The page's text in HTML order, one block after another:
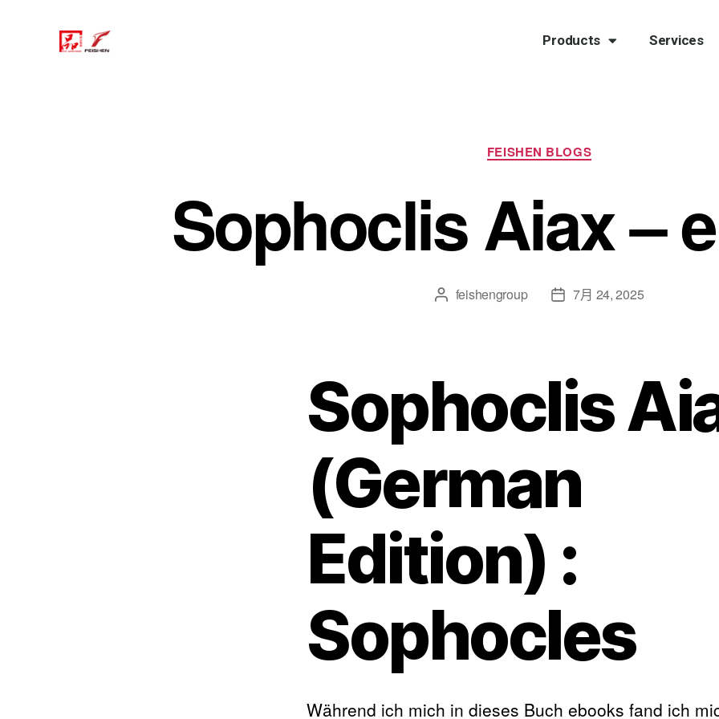
Products Services
FEISHEN BLOGS
Sophoclis Aiax –
feishengroup 7月 24, 2025
Sophoclis
(German
Edition) :
Sophocles
Während ich mich in dieses Buch ebooks fand ich